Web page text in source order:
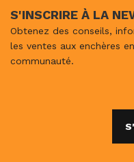
S'INSCRIRE À LA
Obtenez des conseils,
les ventes aux enchères
communauté.